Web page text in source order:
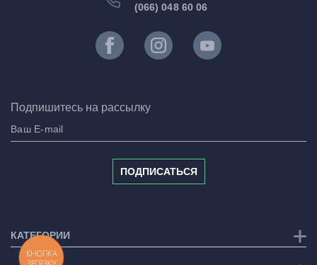
(066) 048 60 06
Подпишитесь на рассылку
ПОДПИСАТЬСЯ
КАТЕГОРИИ
КНОПКА